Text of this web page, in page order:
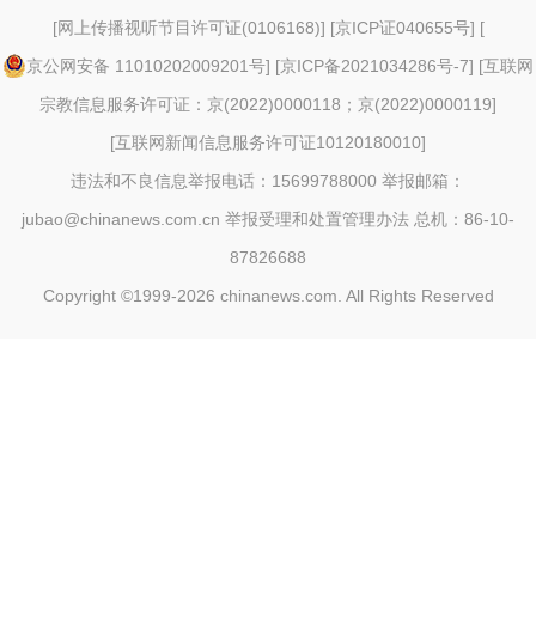
[网上传播视听节目许可证(0106168)] [京ICP证040655号] [
京公网安备 11010202009201号] [京ICP备2021034286号-7] [互联网
宗教信息服务许可证：京(2022)0000118；京(2022)0000119]
[互联网新闻信息服务许可证10120180010]
违法和不良信息举报电话：15699788000 举报邮箱：
jubao@chinanews.com.cn 举报受理和处置管理办法 总机：86-10-
87826688
Copyright ©1999-2026 chinanews.com. All Rights Reserved